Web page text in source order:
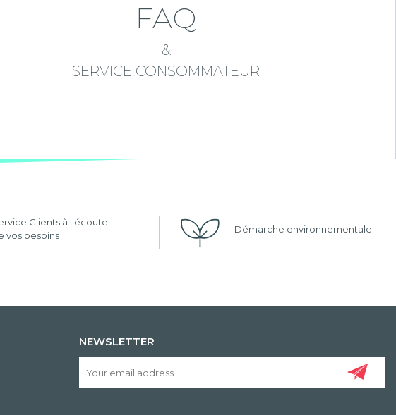
FAQ
&
SERVICE CONSOMMATEUR
Clients à l'écoute
vos besoins
Démarche environnementale
NEWSLETTER